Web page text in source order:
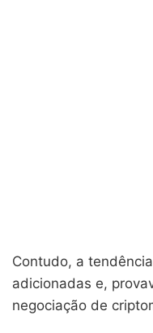
Contudo, a
adicionadas e,
negociação de